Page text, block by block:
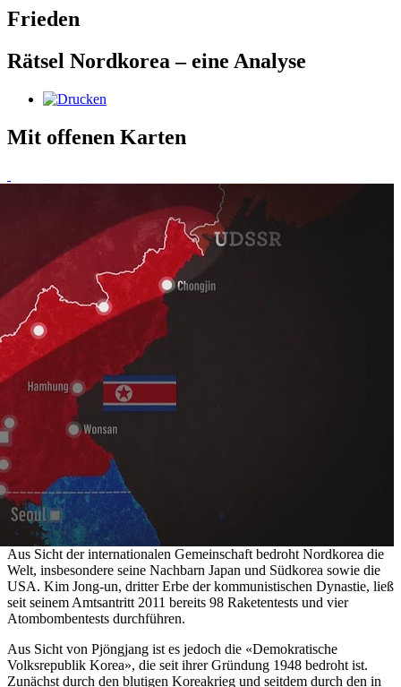
Frieden
Rätsel Nordkorea – eine Analyse
Mit offenen Karten
Aus Sicht der internationalen Gemeinschaft bedroht Nordkorea die
Welt, insbesondere seine Nachbarn Japan und Südkorea sowie die
USA. Kim Jong-un, dritter Erbe der kommunistischen Dynastie, ließ
seit seinem Amtsantritt 2011 bereits 98 Raketentests und vier
Atombombentests durchführen.
Aus Sicht von Pjöngjang ist es jedoch die «Demokratische
Volksrepublik Korea», die seit ihrer Gründung 1948 bedroht ist.
Zunächst durch den blutigen Koreakrieg und seitdem durch den in